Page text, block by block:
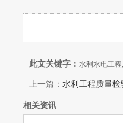
此文关键字： 水利水电工
上一篇： 水利工程质量检
相关资讯